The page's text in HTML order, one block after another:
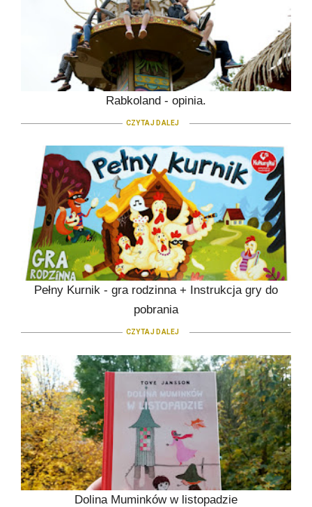
Rabkoland - opinia.
CZYTAJ DALEJ
Pełny Kurnik - gra rodzinna + Instrukcja gry do
pobrania
CZYTAJ DALEJ
Dolina Muminków w listopadzie